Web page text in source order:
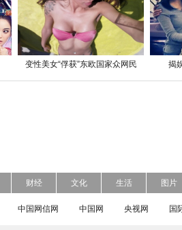
变性美女“俘获”东欧国家众网民 揭
财经 文化 生活 图片
中国网信网 中国网 央视网 国